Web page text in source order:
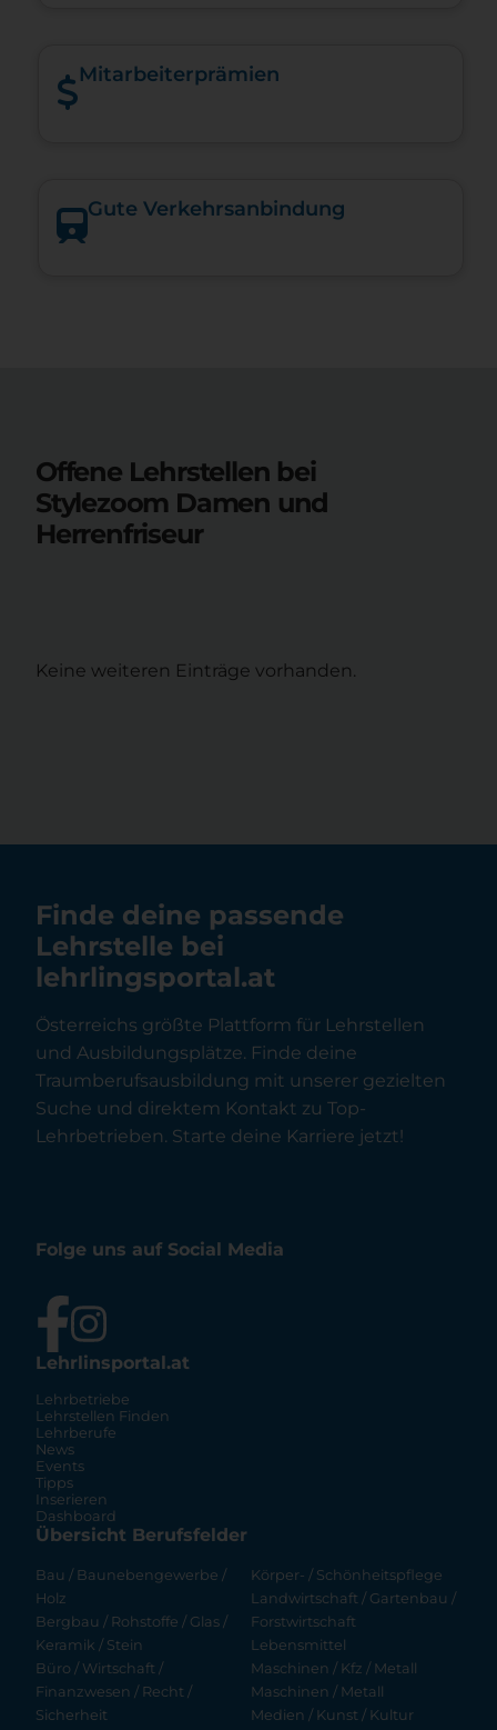
Mitarbeiterprämien
Gute Verkehrsanbindung
Offene Lehrstellen bei
Stylezoom Damen und
Herrenfriseur
Keine weiteren Einträge vorhanden.
Finde deine passende
Lehrstelle bei
lehrlingsportal.at
Österreichs größte Plattform für Lehrstellen
und Ausbildungsplätze. Finde deine
Traumberufsausbildung mit unserer gezielten
Suche und direktem Kontakt zu Top-
Lehrbetrieben. Starte deine Karriere jetzt!
Folge uns auf Social Media
Lehrlinsportal.at
Lehrbetriebe
Lehrstellen Finden
Lehrberufe
News
Events
Tipps
Inserieren
Dashboard
Übersicht Berufsfelder
Bau / Baunebengewerbe /
Holz
Bergbau / Rohstoffe / Glas /
Keramik / Stein
Büro / Wirtschaft /
Finanzwesen / Recht /
Sicherheit
Körper- / Schönheitspflege
Landwirtschaft / Gartenbau /
Forstwirtschaft
Lebensmittel
Maschinen / Kfz / Metall
Maschinen / Metall
Medien / Kunst / Kultur